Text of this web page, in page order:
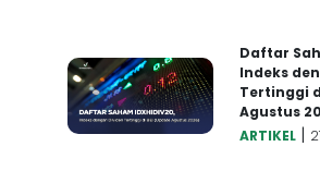
Daftar
Indeks
Tertinggi
Agustus
ARTIKEL |